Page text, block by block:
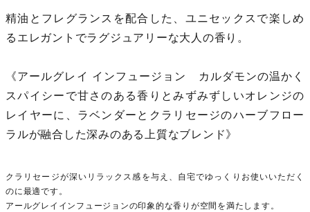
精油とフレグランスを配合した、ユニセックスで楽しめ
るエレガントでラグジュアリーな大人の香り。
《アールグレイ インフュージョン カルダモンの温かく
スパイシーで甘さのある香りとみずみずしいオレンジの
レイヤーに、ラベンダーとクラリセージのハーブフロー
ラルが融合した深みのある上質なブレンド》
クラリセージが深いリラックス感を与え、自宅でゆっくりお使いいただく
のに最適です。
アールグレイインフュージョンの印象的な香りが空間を満たします。